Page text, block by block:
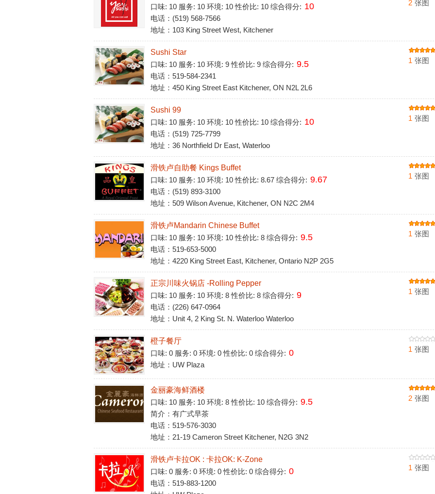
口味: 10 服务: 10 环境: 10 性价比: 10 综合得分: 10
电话：(519) 568-7566
地址：103 King Street West, Kitchener
2 张图
Sushi Star
口味: 10 服务: 10 环境: 9 性价比: 9 综合得分: 9.5
电话：519-584-2341
地址：450 King Street East Kitchener, ON N2L 2L6
1 张图
Sushi 99
口味: 10 服务: 10 环境: 10 性价比: 10 综合得分: 10
电话：(519) 725-7799
地址：36 Northfield Dr East, Waterloo
1 张图
滑铁卢自助餐 Kings Buffet
口味: 10 服务: 10 环境: 10 性价比: 8.67 综合得分: 9.67
电话：(519) 893-3100
地址：509 Wilson Avenue, Kitchener, ON N2C 2M4
1 张图
滑铁卢Mandarin Chinese Buffet
口味: 10 服务: 10 环境: 10 性价比: 8 综合得分: 9.5
电话：519-653-5000
地址：4220 King Street East, Kitchener, Ontario N2P 2G5
1 张图
正宗川味火锅店 -Rolling Pepper
口味: 10 服务: 10 环境: 8 性价比: 8 综合得分: 9
电话：(226) 647-0964
地址：Unit 4, 2 King St. N. Waterloo Waterloo
1 张图
橙子餐厅
口味: 0 服务: 0 环境: 0 性价比: 0 综合得分: 0
地址：UW Plaza
1 张图
金丽豪海鲜酒楼
口味: 10 服务: 10 环境: 8 性价比: 10 综合得分: 9.5
简介：有广式早茶
电话：519-576-3030
地址：21-19 Cameron Street Kitchener, N2G 3N2
2 张图
滑铁卢卡拉OK : 卡拉OK: K-Zone
口味: 0 服务: 0 环境: 0 性价比: 0 综合得分: 0
电话：519-883-1200
1 张图